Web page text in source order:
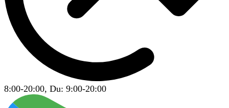
8:00-20:00, Du: 9:00-20:00